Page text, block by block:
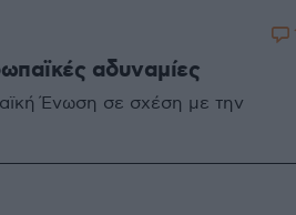
αδυναμίες
Ένωση σε σχέση με την